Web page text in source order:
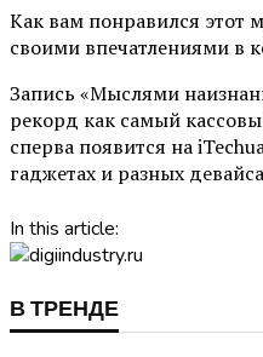
Как вам понравился этот
своими впечатлениями в
Запись «Мыслями
рекорд как самый
сперва появится на
гаджетах и ​​разных
In this article:
В ТРЕНДЕ